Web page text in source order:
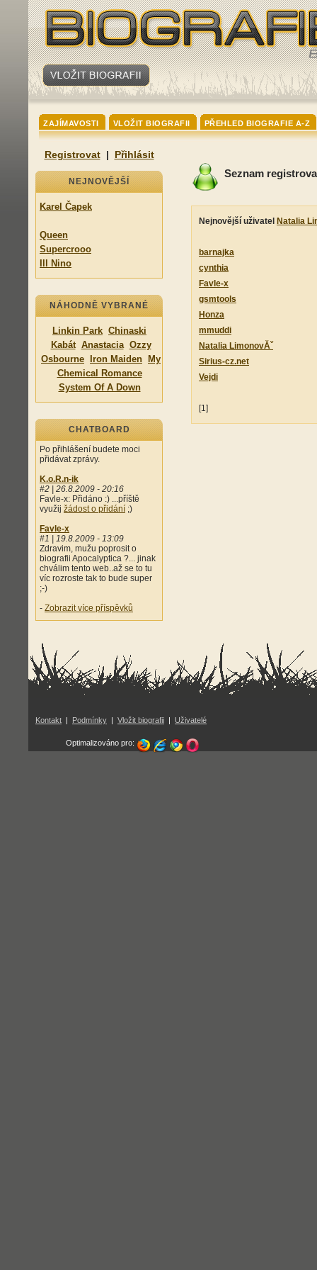
ZAJÍMAVOSTI VLOŽIT BIOGRAFII PŘEHLED BIOGRAFIE A-Z
Registrovat| Přihlásit
NEJNOVĚJŠÍ
Karel Čapek
Queen
Supercrooo
Ill Nino
NÁHODNĚ VYBRANÉ
Linkin Park Chinaski
Kabát Anastacia Ozzy
Osbourne
Iron Maiden
My
Chemical Romance
System Of A Down
CHATBOARD
Po přihlášení budete moci
přidávat zprávy.
K.o.R.n-ik
#2 | 26.8.2009 - 20:16
Favle-x: Přidáno :) ...příště
využij žádost o přidání ;)
Favle-x
#1 | 19.8.2009 - 13:09
Zdravim, mužu poprosit o
biografii Apocalyptica ?... jinak
chválim tento web..až se to tu
víc rozroste tak to bude super
;-)
- Zobrazit více příspěvků
Seznam
Nejnovější uživatel Natalia
barnajka
cynthia
Favle-x
gsmtools
Honza
mmuddi
Natalia LimonovĂˇ
Sirius-cz.net
Vejdi
[1]
Kontakt | Podmínky | Vložit biografii | Uživatelé
Optimalizováno pro: